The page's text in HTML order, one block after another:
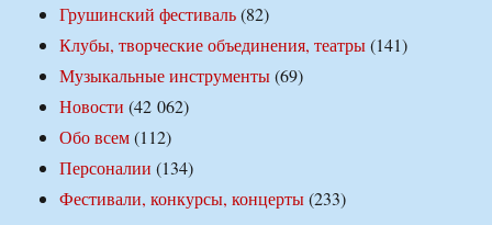
Грушинский фестиваль(82)
Клубы, творческие объединения, театры(141)
Музыкальные инструменты(69)
Новости (42 062)
Обо всем(112)
Персоналии (134)
Фестивали, конкурсы, концерты(233)